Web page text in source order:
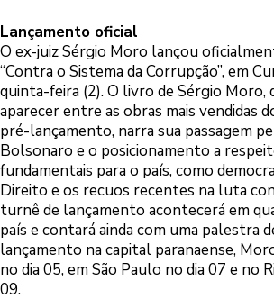
Lançamento oficial
O ex-juiz Sérgio Moro lançou
“Contra o Sistema da Corrupção”, em
quinta-feira (2). O livro de Sérgio Moro,
aparecer entre as obras mais vendidas
pré-lançamento, narra sua passagem
Bolsonaro e o posicionamento a
fundamentais para o país, como
Direito e os recuos recentes na luta
turnê de lançamento acontecerá em
país e contará ainda com uma palestra
lançamento na capital paranaense,
no dia 05, em São Paulo no dia 07 e no
09.